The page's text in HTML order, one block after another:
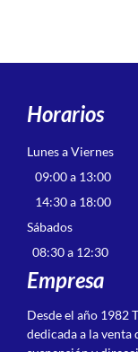
Horarios
Lunes a Viernes
09:00 a 13:00
14:30 a 18:00
Sábados
08:30 a 12:30
Empresa
Desde el año 1982
dedicada a la venta